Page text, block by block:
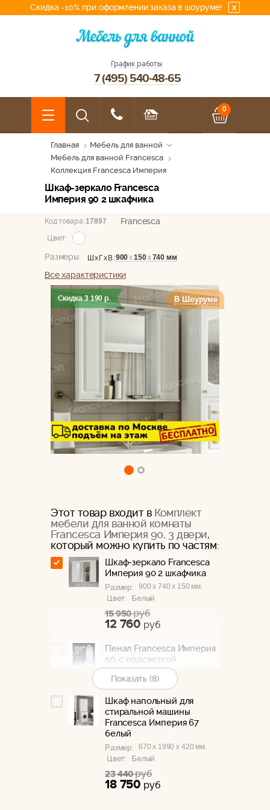
Скидка -10% при оформлении заказа в шоуруме! x
График работы
7 (495) 540-48-65
0
Главная
Мебель для ванной
Мебель для ванной Francesca
Коллекция Francesca Империя
Шкаф-зеркало Francesca
Империя 90 2 шкафчика
Код товара: 17897 Francesca
Цвет:
Размеры: ШхГхВ:900х150х740 мм
Все характеристики
Скидка3 190р. В Шоуруме
Этот товар входит в Комплект
мебели для ванной комнаты
Francesca Империя 90, 3 двери,
который можно купить по частям:
Шкаф-зеркало Francesca
Империя 90 2 шкафчика
Размер: 900 x 740 x 150 мм.
Цвет: Белый
15 950руб
12 760 руб
Пенал Francesca Империя
50, с подсветкой
500 x 1950 x 320 мм.
Цвет: Белый
28 020руб
22 410руб
Пенал Francesca Империя
30 с бельевой корзиной
белый, левый, с
Размер: 300 x 1970 x 320 мм.
Цвет: Белый
Показать (8)
Шкаф напольный для
стиральной машины
Francesca Империя 67
белый
Размер: 670 x 1990 x 420 мм.
Цвет: Белый
23 440руб
18 750 руб